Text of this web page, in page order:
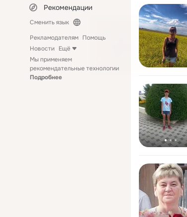
Рекомендации
Сменить язык
Рекламодателям Помощь
Новости Ещё
Мы применяем
рекомендательные технологии
Подробнее